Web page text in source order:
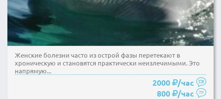
Женские болезни часто из острой фазы перетекают в
хроническую и становятся практически неизлечимыми. Это
напрямую...
2000
/час
800
/час